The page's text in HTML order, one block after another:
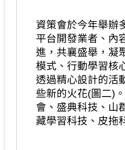
資策會於今年舉辦
平台開發業者、內
進，共襄盛舉，凝
模式、行動學習核
透過精心設計的活
些新的火花(圖二)
會、盛典科技、山
藏學習科技、皮拖